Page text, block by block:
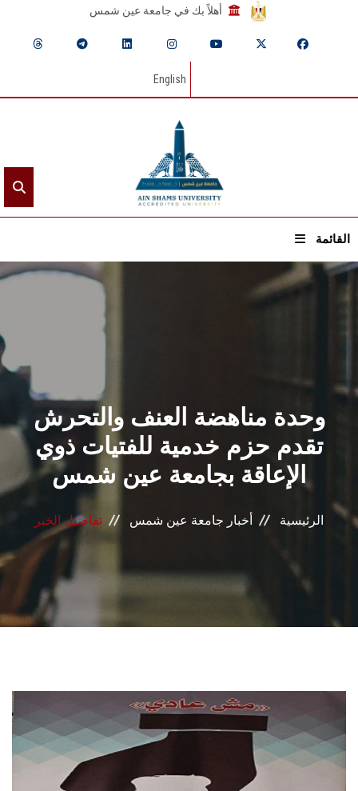
أهلاً بك في جامعة عين شمس
English
القائمة
الرئيسيـة
القطاعـات
الشئون الأكاديمية
البحث العلمي
المراكز والوحدات
الأنظمة الذكية
الطلاب
هيئة التدريس
وحدة مناهضة العنف والتحرش
تقدم حزم خدمية للفتيات ذوي
الإعاقة بجامعة عين شمس
الرئيسية أخبار جامعة عين شمس تفاصيل الخبر